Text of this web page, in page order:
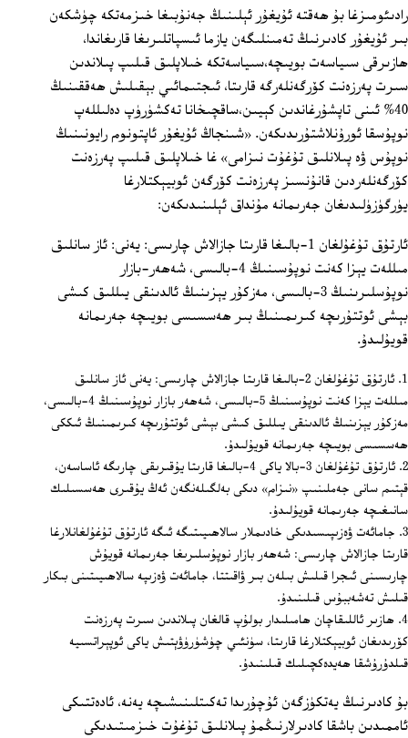
رادىئومىزغا بۇ ھەقتە ئۇيغۇر ئېلىنىڭ جەنۇبىغا خىزمەتكە چۈشكەن
بىر ئۇيغۇر كادىرنىڭ تەمىنلىگەن يازما ئىسپاتلىرىغا قارىغاندا،
ھازىرقى سىياسەت بويىچە،سىياسەتكە خىلاپلىق قىلىپ پىلاندىن
سىرت پەرزەنت كۆرگەنلەرگە قارىتا، ئىجتىمائىي بېقىلىش ھەققىنىڭ
40% ئىنى تاپشۇرغاندىن كېيىن،ساقچىخانا تەكشۈرۈپ دەلىللەپ
نوپۇسقا ئورۇنلاشتۇرىدىكەن. «شىنجاڭ ئۇيغۇر ئاپتونوم رايونىنىڭ
نوپۇس ۋە پىلانلىق تۇغۇت نىزامى» غا خىلاپلىق قىلىپ پەرزەنت
كۆرگەنلەردىن قانۇنسىز پەرزەنت كۆرگەن ئوبيېكتلارغا
يۈرگۈزۈلىدىغان جەرىمانە مۇنداق ئېلىنىدىكەن:
ئارتۇق تۇغۇلغان 1-بالىغا قارىتا جازالاش چارىسى: يەنى: ئاز سانلىق
مىللەت يېزا كەنت نوپۇسىنىڭ 4-بالىسى، شەھەر-بازار
نوپۇسلىرىنىڭ 3-بالىسى، مەزكۇر يېزىنىڭ ئالدىنقى يىللىق كىشى
بېشى ئوتتۇرىچە كىرىمىنىڭ بىر ھەسسىسى بويىچە جەرىمانە
قويۇلىدۇ.
ئارتۇق تۇغۇلغان 2-بالىغا قارىتا جازالاش چارىسى: يەنى ئاز سانلىق
مىللەت يېزا كەنت نوپۇسىنىڭ 5-بالىسى، شەھەر بازار نوپۇسىنىڭ 4-بالىسى،
مەزكۇر يېزىنىڭ ئالدىنقى يىللىق كىشى بېشى ئوتتۇرىچە كىرىمىنىڭ ئىككى
ھەسسىسى بويىچە جەرىمانە قويۇلىدۇ.
ئارتۇق تۇغۇلغان 3-بالا ياكى 4-بالىغا قارىتا يۇقىرىقى چارىگە ئاساسەن،
قېتىم سانى جەملىنىپ «نىزام» دىكى بەلگىلەنگەن ئەڭ يۇقىرى ھەسسىلىك
سانىغىچە جەرىمانە قويۇلىدۇ.
جامائەت ۋەزىپىسىدىكى خادىملار سالاھىيىتىگە ئىگە ئارتۇق تۇغۇلغانلارغا
قارىتا جازالاش چارىسى: شەھەر بازار نوپۇسلىرىغا جەرىمانە قويۇش
چارىسىنى ئىجرا قىلىش بىلەن بىر ۋاقىتتا، جامائەت ۋەزىپە سالاھىيىتىنى بىكار
قىلىش تەشەببۇس قىلىنىدۇ.
ھازىر ئاللىقاچان ھامىلىدار بولۇپ قالغان پىلاندىن سىرت پەرزەنت
كۆرىدىغان ئوبيېكتلارغا قارىتا، سۈنئىي چۈشۈرۈۋېتىش ياكى ئوپېراتسىيە
قىلدۇرۇشقا ھەيدەكچىلىك قىلىنىدۇ.
بۇ كادىرنىڭ يەتكۈزگەن ئۇچۇرىدا تەكىتلىنىشىچە يەنە، ئادەتتىكى
ئاممىدىن باشقا كادىرلارنىڭمۇ پىلانلىق تۇغۇت خىزمىتىدىكى